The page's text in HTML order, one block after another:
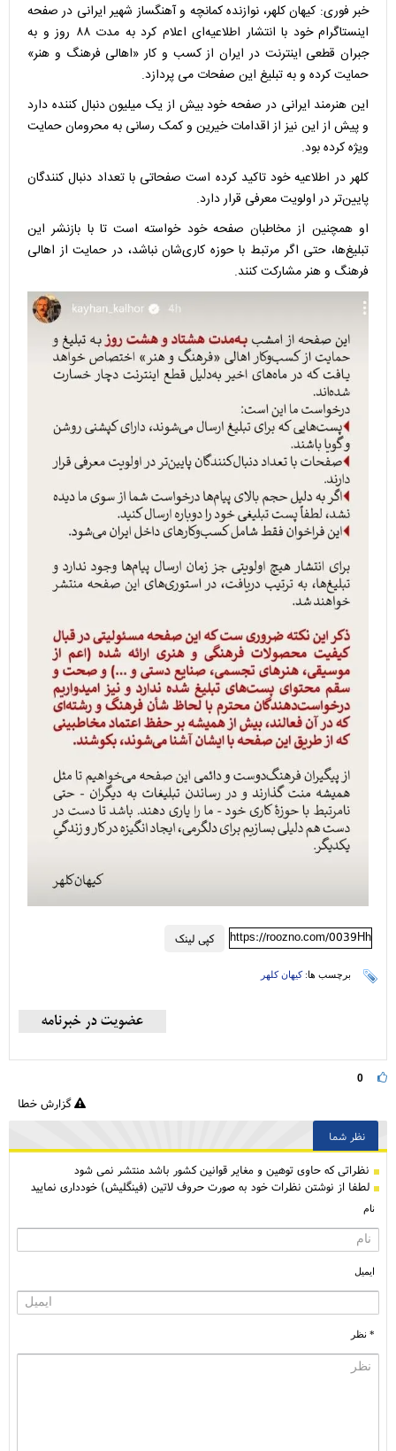
خبر فوری: کیهان کلهر، نوازنده کمانچه و آهنگساز شهیر ایرانی در صفحه
اینستاگرام خود با انتشار اطلاعیه‌ای اعلام کرد به مدت ۸۸ روز و به
جبران قطعی اینترنت در ایران از کسب و کار «اهالی فرهنگ و هنر»
حمایت کرده و به تبلیغ این صفحات می ‌پردازد.
این هنرمند ایرانی در صفحه خود بیش از یک میلیون دنبال کننده دارد
و پیش از این نیز از اقدامات خیرین و کمک رسانی به محرومان حمایت
ویژه کرده بود.
کلهر در اطلاعیه خود تاکید کرده است صفحاتی با تعداد دنبال کنندگان
پایین‌تر در اولویت معرفی قرار دارد.
او همچنین از مخاطبان صفحه خود خواسته است تا با بازنشر این
تبلیغ‌ها، حتی اگر مرتبط با حوزه کاری‌شان نباشد، در حمایت از اهالی
فرهنگ و هنر مشارکت کنند.
کپی لینک https://roozno.com/0039Hh
برچسب ها:کیهان کلهر
0
گزارش خطا
نظر شما
نظراتی كه حاوی توهین و مغایر قوانین کشور باشد منتشر نمی شود
لطفا از نوشتن نظرات خود به صورت حروف لاتین (فینگلیش) خودداری نمایید
نام
ایمیل
* نظر